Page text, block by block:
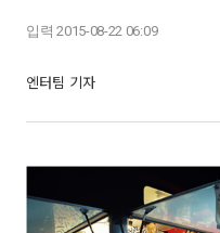
입력 2015-08-22 06:09
엔터팀 기자